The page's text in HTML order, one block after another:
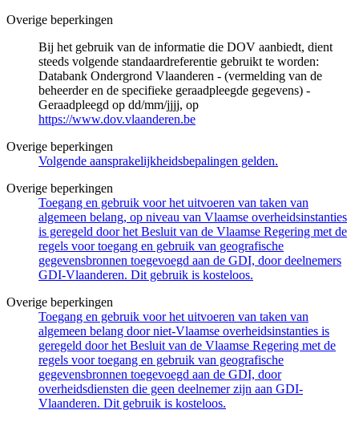
Overige beperkingen
Bij het gebruik van de informatie die DOV aanbiedt, dient
steeds volgende standaardreferentie gebruikt te worden:
Databank Ondergrond Vlaanderen - (vermelding van de
beheerder en de specifieke geraadpleegde gegevens) -
Geraadpleegd op dd/mm/jjjj, op
https://www.dov.vlaanderen.be
Overige beperkingen
Volgende aansprakelijkheidsbepalingen gelden.
Overige beperkingen
Toegang en gebruik voor het uitvoeren van taken van
algemeen belang, op niveau van Vlaamse overheidsinstanties
is geregeld door het Besluit van de Vlaamse Regering met de
regels voor toegang en gebruik van geografische
gegevensbronnen toegevoegd aan de GDI, door deelnemers
GDI-Vlaanderen. Dit gebruik is kosteloos.
Overige beperkingen
Toegang en gebruik voor het uitvoeren van taken van
algemeen belang door niet-Vlaamse overheidsinstanties is
geregeld door het Besluit van de Vlaamse Regering met de
regels voor toegang en gebruik van geografische
gegevensbronnen toegevoegd aan de GDI, door
overheidsdiensten die geen deelnemer zijn aan GDI-
Vlaanderen. Dit gebruik is kosteloos.